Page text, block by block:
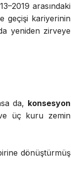
arasındaki
geçişi kariyerinin
yeniden zirveye
da, konsesyon
üç kuru zemin
dönüştürmüş